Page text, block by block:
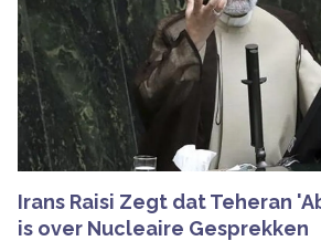
Irans Raisi Zegt dat Teheran
is over Nucleaire Gesprekken